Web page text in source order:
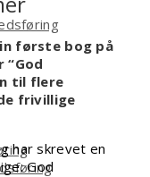
første bog på
“God
til flere
frivillige
har skrevet en
God